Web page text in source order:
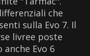
che
sulla Evo 7. Il
livree poste
Evo 6